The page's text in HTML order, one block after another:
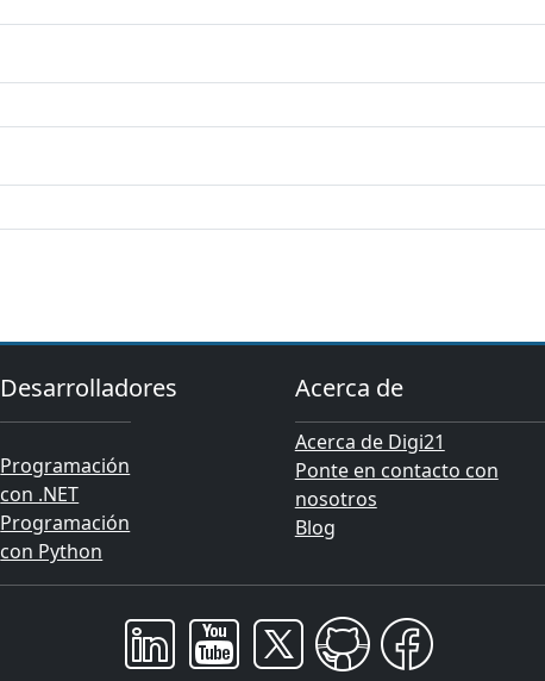
Desarrolladores
Programación
con .NET
Programación
con Python
Acerca de
Acerca de Digi21
Ponte en contacto con
nosotros
Blog